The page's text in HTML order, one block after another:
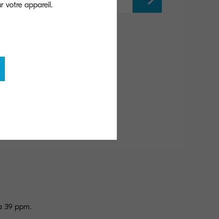
39 ppm.
autorisez à placer uniquement les cookies nécessaires à l'affichage correct de notre site web sur votre appareil.